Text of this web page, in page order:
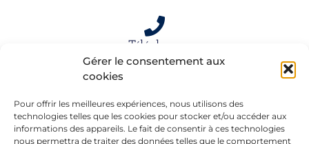
Gérer le consentement aux
cookies
Pour offrir les meilleures expériences, nous utilisons des
technologies telles que les cookies pour stocker et/ou accéder aux
informations des appareils. Le fait de consentir à ces technologies
nous permettra de traiter des données telles que le comportement
Téléphone
06 15 61 39 66
Mail
alexandra.dargentre@sfr.fr